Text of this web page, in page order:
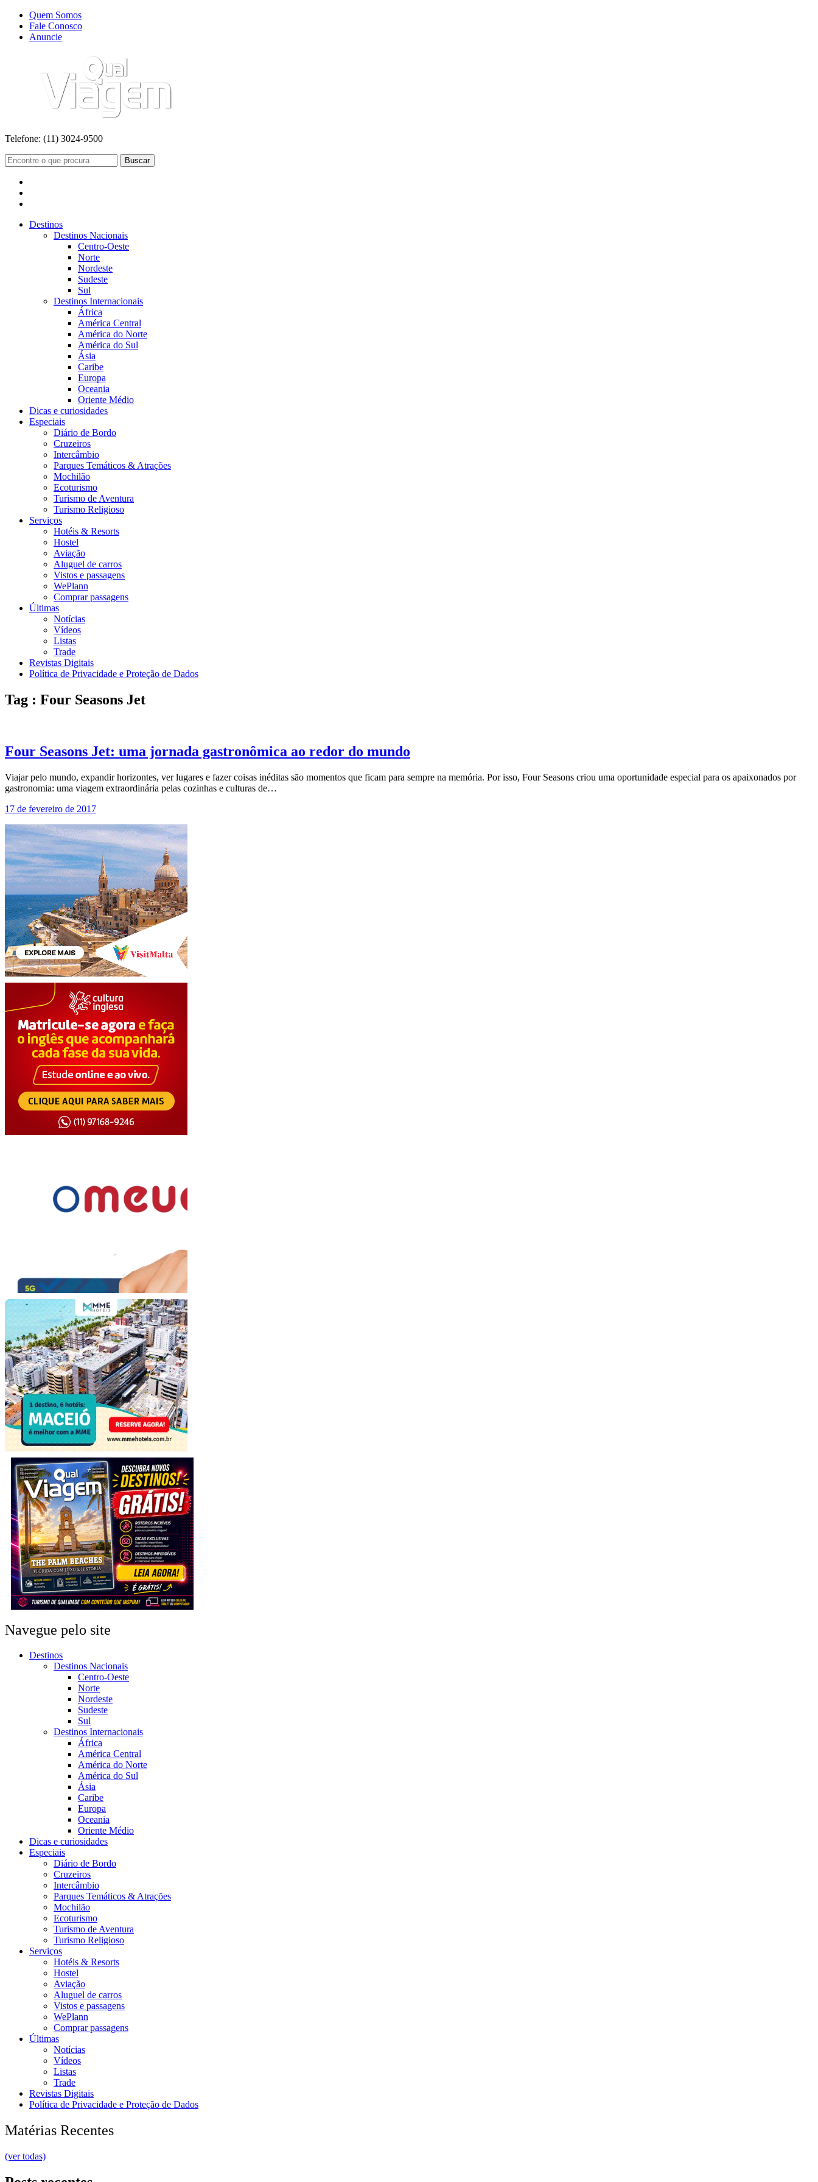
Quem Somos
Fale Conosco
Anuncie
Telefone: (11) 3024-9500
Buscar
Destinos
Destinos Nacionais
Centro-Oeste
Norte
Nordeste
Sudeste
Sul
Destinos Internacionais
África
América Central
América do Norte
América do Sul
Ásia
Caribe
Europa
Oceania
Oriente Médio
Dicas e curiosidades
Especiais
Diário de Bordo
Cruzeiros
Intercâmbio
Parques Temáticos & Atrações
Mochilão
Ecoturismo
Turismo de Aventura
Turismo Religioso
Serviços
Hotéis & Resorts
Hostel
Aviação
Aluguel de carros
Vistos e passagens
WePlann
Comprar passagens
Últimas
Notícias
Vídeos
Listas
Trade
Revistas Digitais
Política de Privacidade e Proteção de Dados
Tag : Four Seasons Jet
Four Seasons Jet: uma jornada gastronômica ao redor do mundo
Viajar pelo mundo, expandir horizontes, ver lugares e fazer coisas inéditas são momentos que ficam para sempre na memória. Por isso, Four Seasons criou uma oportunidade especial para os apaixonados por
gastronomia: uma viagem extraordinária pelas cozinhas e culturas de…
17 de fevereiro de 2017
Navegue pelo site
Destinos
Destinos Nacionais
Centro-Oeste
Norte
Nordeste
Sudeste
Sul
Destinos Internacionais
África
América Central
América do Norte
América do Sul
Ásia
Caribe
Europa
Oceania
Oriente Médio
Dicas e curiosidades
Especiais
Diário de Bordo
Cruzeiros
Intercâmbio
Parques Temáticos & Atrações
Mochilão
Ecoturismo
Turismo de Aventura
Turismo Religioso
Serviços
Hotéis & Resorts
Hostel
Aviação
Aluguel de carros
Vistos e passagens
WePlann
Comprar passagens
Últimas
Notícias
Vídeos
Listas
Trade
Revistas Digitais
Política de Privacidade e Proteção de Dados
Matérias Recentes
(ver todas)